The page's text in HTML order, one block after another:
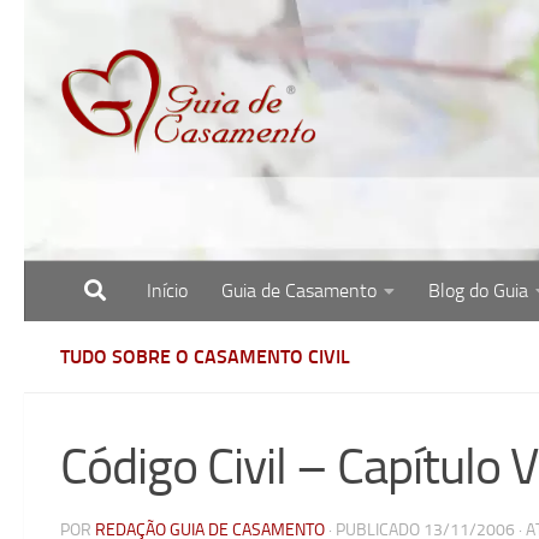
Site com o melhor para noivas, noivos e
Início Guia de Casamento Blog do Guia
TUDO SOBRE O CASAMENTO CIVIL
Código Civil – Capítulo
POR REDAÇÃO GUIA DE CASAMENTO · PUBLICADO 13/11/2006 ·